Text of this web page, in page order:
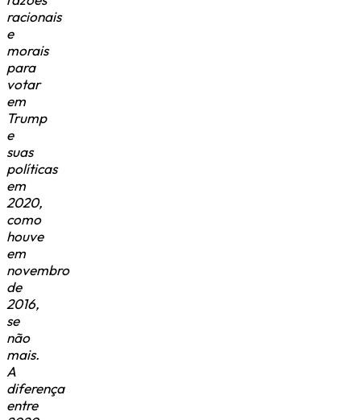
racionais
e
morais
para
votar
em
Trump
e
suas
políticas
em
2020,
como
houve
em
novembro
de
2016,
se
não
mais.
A
diferença
entre